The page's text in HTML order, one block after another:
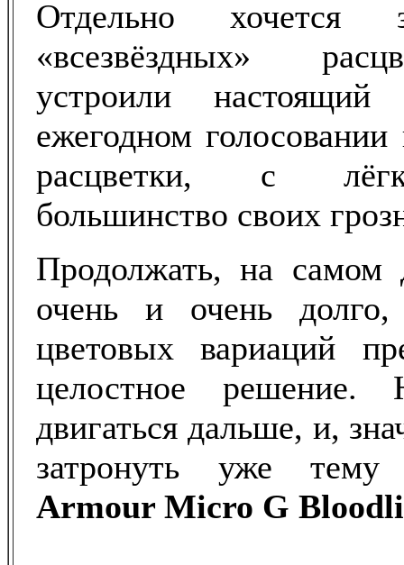
Отдельно хочется
«всезвёздных»
устроили
ежегодном
расцветки, с
большинство своих
Продолжать, на
очень и очень
цветовых вариаций
целостное
двигаться дальше, и,
затронуть уже
Armour Micro G